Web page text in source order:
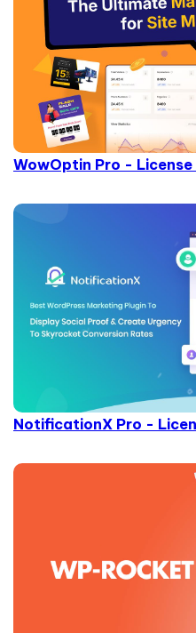
WowOptin Pro - License
NotificationX Pro -